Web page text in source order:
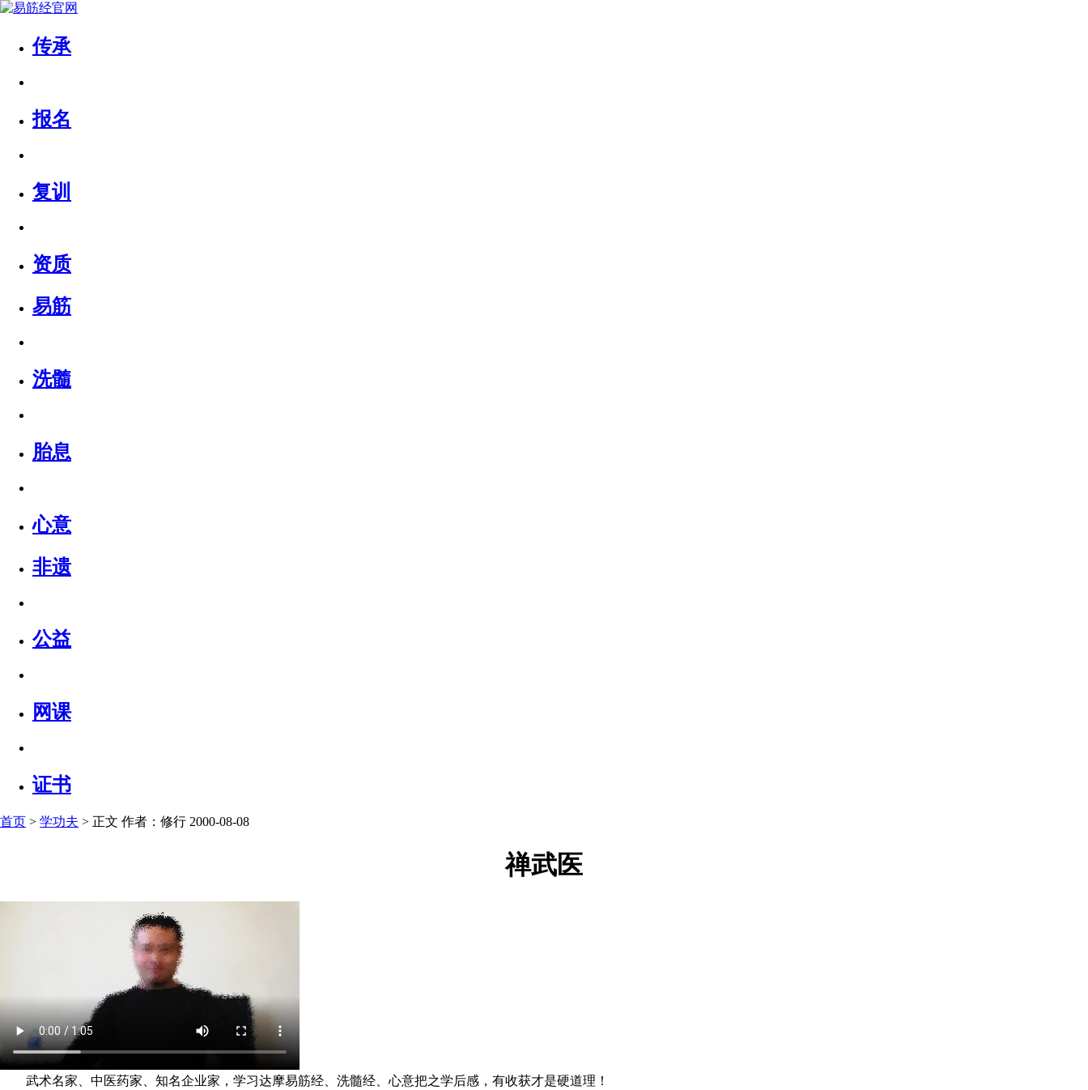
传承
报名
复训
资质
易筋
洗髓
胎息
心意
非遗
公益
网课
证书
首页 > 学功夫 > 正文 作者：修行 2000-08-08
禅武医
武术名家、中医药家、知名企业家，学习达摩易筋经、洗髓经、心意把之学后感，有收获才是硬道理！